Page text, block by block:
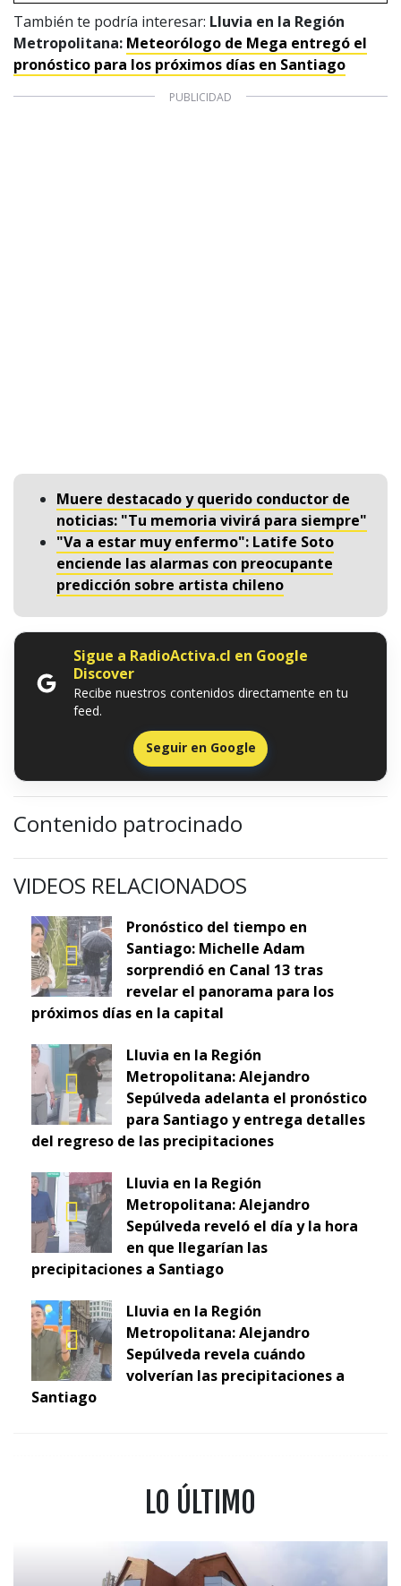
También te podría interesar: Lluvia en la Región
Metropolitana: Meteorólogo de Mega entregó el
pronóstico para los próximos días en Santiago
Muere destacado y querido conductor de
noticias: "Tu memoria vivirá para siempre"
"Va a estar muy enfermo": Latife Soto
enciende las alarmas con preocupante
predicción sobre artista chileno
Sigue a RadioActiva.cl en Google
Discover
Recibe nuestros contenidos directamente en tu
feed.
Seguir en Google
Contenido patrocinado
VIDEOS RELACIONADOS
Pronóstico del tiempo en
Santiago: Michelle Adam
sorprendió en Canal 13 tras
revelar el panorama para los
próximos días en la capital
Lluvia en la Región
Metropolitana: Alejandro
Sepúlveda adelanta el pronóstico
para Santiago y entrega detalles
del regreso de las precipitaciones
Lluvia en la Región
Metropolitana: Alejandro
Sepúlveda reveló el día y la hora
en que llegarían las
precipitaciones a Santiago
Lluvia en la Región
Metropolitana: Alejandro
Sepúlveda revela cuándo
volverían las precipitaciones a
Santiago
LO ÚLTIMO